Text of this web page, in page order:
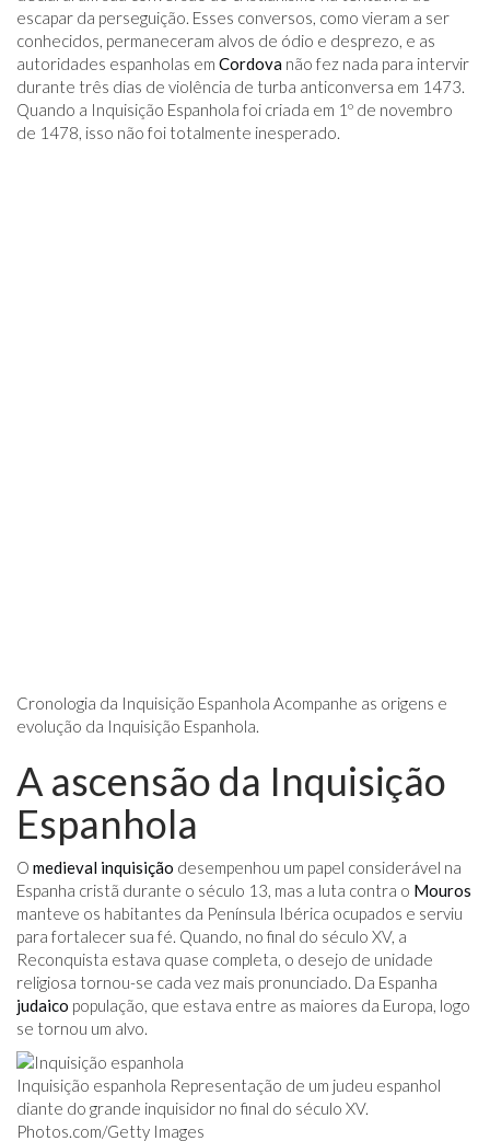
escapar da perseguição. Esses conversos, como vieram a ser
conhecidos, permaneceram alvos de ódio e desprezo, e as
autoridades espanholas em Cordova não fez nada para intervir
durante três dias de violência de turba anticonversa em 1473.
Quando a Inquisição Espanhola foi criada em 1º de novembro
de 1478, isso não foi totalmente inesperado.
Cronologia da Inquisição Espanhola Acompanhe as origens e
evolução da Inquisição Espanhola.
A ascensão da Inquisição
Espanhola
O medieval inquisição desempenhou um papel considerável na
Espanha cristã durante o século 13, mas a luta contra o Mouros
manteve os habitantes da Península Ibérica ocupados e serviu
para fortalecer sua fé. Quando, no final do século XV, a
Reconquista estava quase completa, o desejo de unidade
religiosa tornou-se cada vez mais pronunciado. Da Espanha
judaico população, que estava entre as maiores da Europa, logo
se tornou um alvo.
Inquisição espanhola Representação de um judeu espanhol
diante do grande inquisidor no final do século XV.
Photos.com/Getty Images